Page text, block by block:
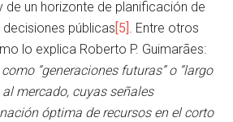
de un horizonte de planificación de
públicas [5] . Entre otros
lo explica Roberto P. Guimarães:
“generaciones futuras” o “largo
mercado, cuyas señales
óptima de recursos en el corto